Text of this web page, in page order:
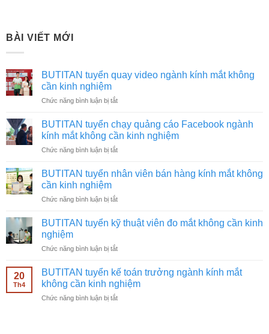
BÀI VIẾT MỚI
BUTITAN tuyển quay video ngành kính mắt không
cần kinh nghiệm
Chức năng bình luận bị tắtở
tuyển
quay
video
ngành
mắt
kinh
BUTITAN tuyển chạy quảng cáo Facebook ngành
kính mắt không cần kinh nghiệm
Chức năng bình luận bị tắtở
tuyển
cáo
ngành
không
kinh
nghiệm
BUTITAN tuyển nhân viên bán hàng kính mắt không
cần kinh nghiệm
Chức năng bình luận bị tắtở
tuyển
nhân
bán
kính
mắt
không
cần
BUTITAN tuyển kỹ thuật viên đo mắt không cần kinh
nghiệm
Chức năng bình luận bị tắtở
tuyển
kỹ
thuật
viên
20
Th4
BUTITAN tuyển kế toán trưởng ngành kính mắt
không cần kinh nghiệm
Chức năng bình luận bị tắtở